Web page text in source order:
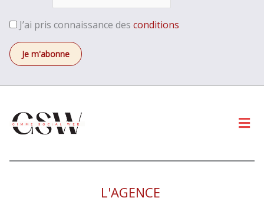
J’ai pris connaissance des conditions
L'AGENCE